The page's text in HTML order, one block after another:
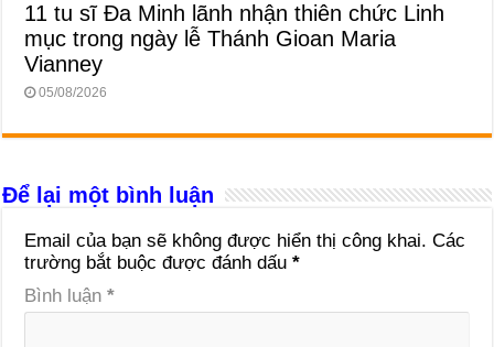
11 tu sĩ Đa Minh lãnh nhận thiên chức Linh
mục trong ngày lễ Thánh Gioan Maria
Vianney
05/08/2026
Để lại một bình luận
Email của bạn sẽ không được hiển thị công khai. Các
trường bắt buộc được đánh dấu*
Bình luận*